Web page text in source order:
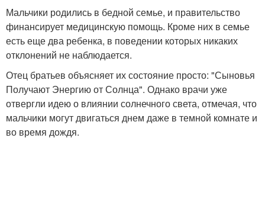
Мальчики родились в бедной семье, и правительство
финансирует медицинскую помощь. Кроме них в семье
есть еще два ребенка, в поведении которых никаких
отклонений не наблюдается.
Отец братьев объясняет их состояние просто: "Сыновья
Получают Энергию от Солнца". Однако врачи уже
отвергли идею о влиянии солнечного света, отмечая, что
мальчики могут двигаться днем даже в темной комнате и
во время дождя.